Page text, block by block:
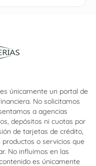
únicamente un portal de
No solicitamos
a agencias
depósitos ni cuotas por
de tarjetas de crédito,
o servicios que
No influimos en las
es únicamente